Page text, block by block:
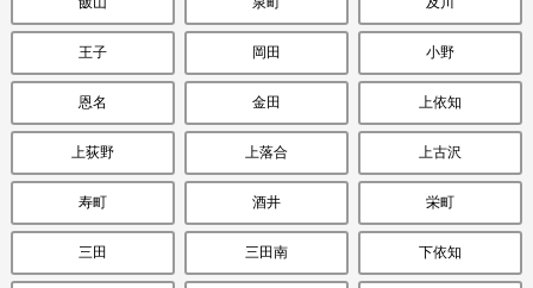
王子 岡田 小野
恩名 金田 上依知
上荻野 上落合 上古沢
寿町 酒井 栄町
三田 三田南 下依知